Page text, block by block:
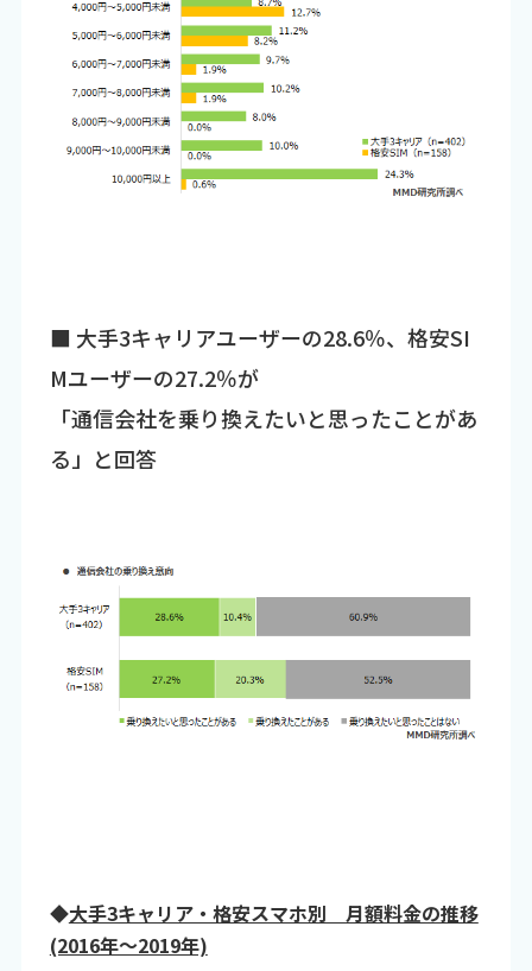
■ 大手3キャリアユーザーの28.6％、格安SI
Mユーザーの27.2％が
「通信会社を乗り換えたいと思ったことがあ
る」と回答
◆大手3キャリア・格安スマホ別 月額料金の推移
(2016年～2019年)